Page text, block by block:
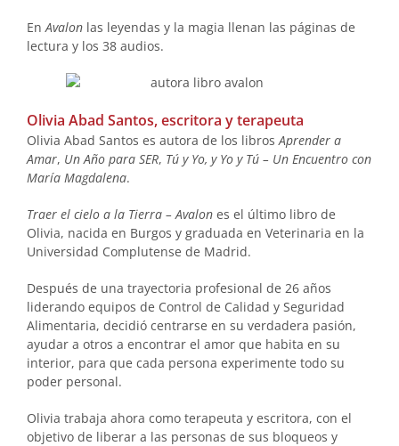
EnAvalon las leyendas y la magia llenan las páginas de
lectura y los 38 audios.
Olivia Abad Santos, escritora y terapeuta
Olivia Abad Santos es autora de los librosAprender a
Amar, Un Año para SER, Tú y Yo, y Yo y Tú – Un Encuentro con
María Magdalena.
Traer el cielo a la Tierra – Avalon es el último libro de
Olivia, nacida en Burgos y graduada en Veterinaria en la
Universidad Com­plutense de Madrid.
Después de una trayectoria profesional de 26 años
liderando equipos de Control de Calidad y Seguridad
Alimentaria, decidió centrarse en su verdadera pasión,
ayudar a otros a encontrar el amor que habita en su
interior, para que cada persona experimente todo su
poder personal.
Olivia trabaja ahora como terapeuta y escritora, con el
objetivo de liberar a las personas de sus bloqueos y